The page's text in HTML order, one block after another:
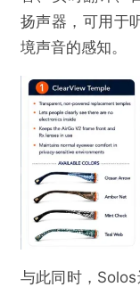
扬声器，可用于
境声音的感知。
与此同时，